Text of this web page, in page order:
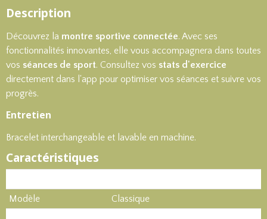
Description
Découvrez la montre sportive connectée. Avec ses
fonctionnalités innovantes, elle vous accompagnera dans toutes
vos séances de sport. Consultez vos stats d'exercice
directement dans l'app pour optimiser vos séances et suivre vos
progrès.
Entretien
Bracelet interchangeable et lavable en machine.
Caractéristiques
Modèle
Classique